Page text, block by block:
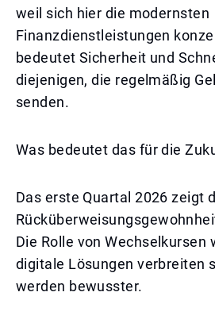
weil sich hier die modernsten
Finanzdienstleistungen
bedeutet Sicherheit und
diejenigen, die regelmäßig
senden.
Was bedeutet das für die
Das erste Quartal 2026 zeigt
Die Rolle von Wechselkursen
digitale Lösungen verbreiten
werden bewusster.